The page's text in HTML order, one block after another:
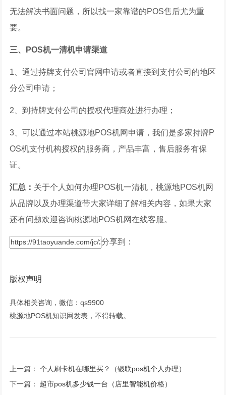
无法解决书面问题，所以找一家靠谱的POS售后尤为重
要。
三、POS机一清机申请渠道
1、通过持牌支付公司官网申请或者直接到支付公司的地区
分公司申请；
2、到持牌支付公司的授权代理商处进行办理；
3、可以通过本站桃源地POS机网申请，我们是多家持牌P
OS机支付机构授权的服务商，产品丰富，售后服务有保
证。
汇总： 关于个人如何办理POS机一清机，桃源地POS机网
从品牌以及办理渠道带大家详细了解相关内容，如果大家
还有问题欢迎咨询桃源地POS机网在线客服。
分享到：
版权声明
具体相关咨询，微信：qs9900
桃源地POS机知识网发表，不得转载。
上一篇：个人刷卡机在哪里买？（银联pos机个人办理）
下一篇： 超市pos机多少钱一台（店里智能机价格）